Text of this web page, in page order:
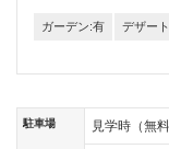
ガーデン:有 デザー
駐車場 見学時（無料